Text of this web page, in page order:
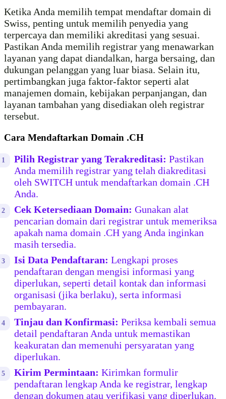
Ketika Anda memilih tempat mendaftar domain di
Swiss, penting untuk memilih penyedia yang
terpercaya dan memiliki akreditasi yang sesuai.
Pastikan Anda memilih registrar yang menawarkan
layanan yang dapat diandalkan, harga bersaing, dan
dukungan pelanggan yang luar biasa. Selain itu,
pertimbangkan juga faktor-faktor seperti alat
manajemen domain, kebijakan perpanjangan, dan
layanan tambahan yang disediakan oleh registrar
tersebut.
Cara Mendaftarkan Domain .CH
Pilih Registrar yang Terakreditasi: Pastikan
Anda memilih registrar yang telah diakreditasi
oleh SWITCH untuk mendaftarkan domain .CH
Anda.
Cek Ketersediaan Domain: Gunakan alat
pencarian domain dari registrar untuk memeriksa
apakah nama domain .CH yang Anda inginkan
masih tersedia.
Isi Data Pendaftaran: Lengkapi proses
pendaftaran dengan mengisi informasi yang
diperlukan, seperti detail kontak dan informasi
organisasi (jika berlaku), serta informasi
pembayaran.
Tinjau dan Konfirmasi: Periksa kembali semua
detail pendaftaran Anda untuk memastikan
keakuratan dan memenuhi persyaratan yang
diperlukan.
Kirim Permintaan: Kirimkan formulir
pendaftaran lengkap Anda ke registrar, lengkap
dengan dokumen atau verifikasi yang diperlukan.